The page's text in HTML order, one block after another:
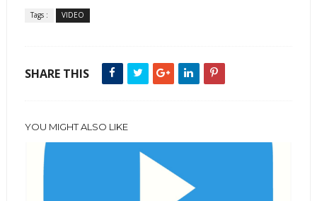
Tags : VIDEO
SHARE THIS
YOU MIGHT ALSO LIKE